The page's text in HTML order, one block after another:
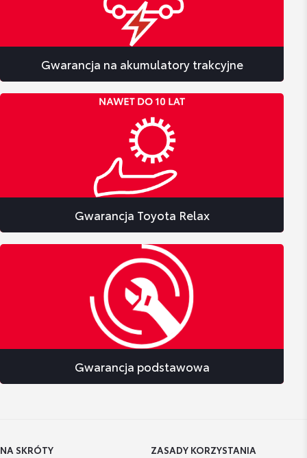
Gwarancja na akumulatory trakcyjne
Gwarancja Toyota Relax
Gwarancja podstawowa
NA SKRÓTY
ZASADY KORZYSTANIA